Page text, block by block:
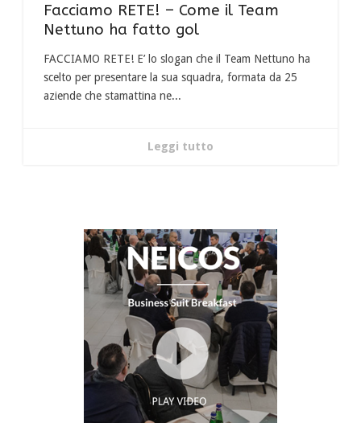
Facciamo RETE! – Come il Team
Nettuno ha fatto gol
FACCIAMO RETE! E’ lo slogan che il Team Nettuno ha
scelto per presentare la sua squadra, formata da 25
aziende che stamattina ne...
Leggi tutto